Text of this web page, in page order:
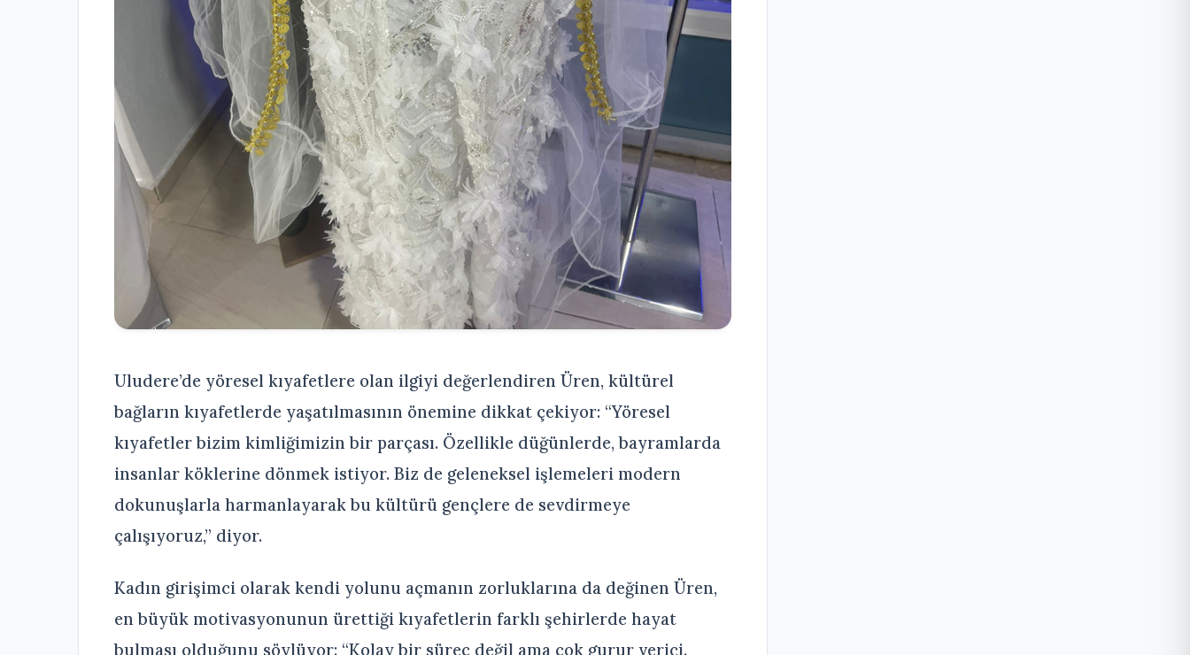
Uludere’de yöresel kıyafetlere olan ilgiyi değerlendiren Üren, kültürel
bağların kıyafetlerde yaşatılmasının önemine dikkat çekiyor: “Yöresel
kıyafetler bizim kimliğimizin bir parçası. Özellikle düğünlerde, bayramlarda
insanlar köklerine dönmek istiyor. Biz de geleneksel işlemeleri modern
dokunuşlarla harmanlayarak bu kültürü gençlere de sevdirmeye
çalışıyoruz,” diyor.
Kadın girişimci olarak kendi yolunu açmanın zorluklarına da değinen Üren,
en büyük motivasyonunun ürettiği kıyafetlerin farklı şehirlerde hayat
bulması olduğunu söylüyor: “Kolay bir süreç değil ama çok gurur verici.